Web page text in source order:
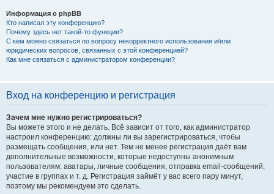
Информация о phpBB
Кто написал эту конференцию?
Почему здесь нет такой-то функции?
С кем можно связаться по вопросу некорректного использования и/или
юридических вопросов, связанных с этой конференцией?
Как мне связаться с администратором конференции?
Вход на конференцию и регистрация
Зачем мне нужно регистрироваться?
Вы можете этого и не делать. Всё зависит от того, как администратор
настроил конференцию: должны ли вы зарегистрироваться, чтобы
размещать сообщения, или нет. Тем не менее регистрация даёт вам
дополнительные возможности, которые недоступны анонимным
пользователям: аватары, личные сообщения, отправка email-сообщений,
участие в группах и т. д. Регистрация займёт у вас всего пару минут,
поэтому мы рекомендуем это сделать.